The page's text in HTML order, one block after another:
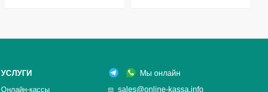
УСЛУГИ
Онлайн-кассы
Мы онлайн
sales@online-kassa.info